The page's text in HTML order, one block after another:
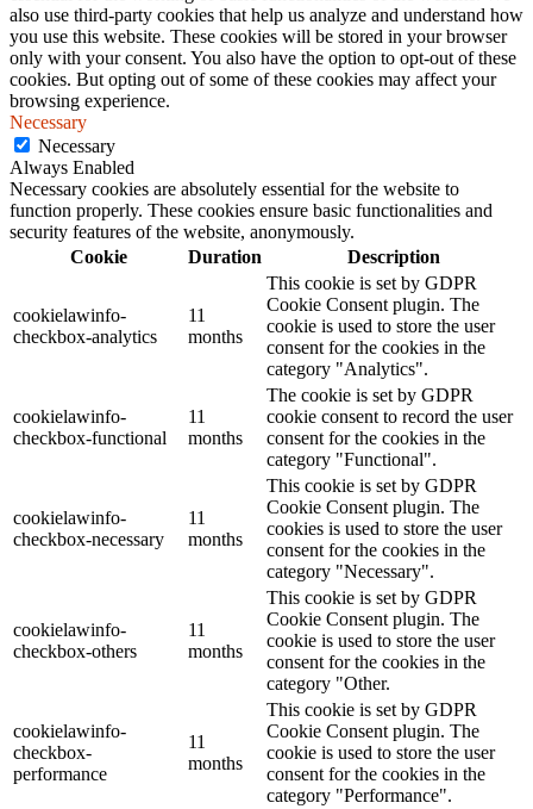
also use third-party cookies that help us analyze and understand how
you use this website. These cookies will be stored in your browser
only with your consent. You also have the option to opt-out of these
cookies. But opting out of some of these cookies may affect your
browsing experience.
Necessary
Necessary
Always Enabled
Necessary cookies are absolutely essential for the website to
function properly. These cookies ensure basic functionalities and
security features of the website, anonymously.
Cookie
Duration Description
cookielawinfo-
checkbox-analytics
11
months
This cookie is set by GDPR
Cookie Consent plugin. The
cookie is used to store the user
consent for the cookies in the
category "Analytics".
cookielawinfo-
checkbox-functional
11
months
The cookie is set by GDPR
cookie consent to record the user
consent for the cookies in the
category "Functional".
cookielawinfo-
checkbox-necessary
11
months
This cookie is set by GDPR
Cookie Consent plugin. The
cookies is used to store the user
consent for the cookies in the
category "Necessary".
cookielawinfo-
checkbox-others
11
months
This cookie is set by GDPR
Cookie Consent plugin. The
cookie is used to store the user
consent for the cookies in the
category "Other.
cookielawinfo-
checkbox-
performance
11
months
This cookie is set by GDPR
Cookie Consent plugin. The
cookie is used to store the user
consent for the cookies in the
category "Performance".